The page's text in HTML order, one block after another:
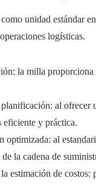
unidad estándar
logísticas.
la milla
al ofrecer
eficiente y práctica.
optimizada: al
la cadena de
estimación de costos: